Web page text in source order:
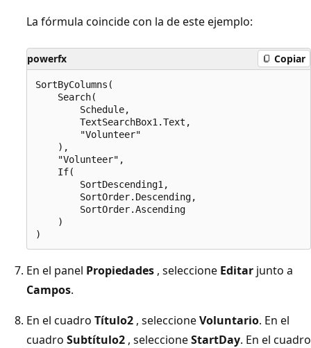
La fórmula coincide con la de este ejemplo:
powerfx Copiar
SortByColumns(
    Search(
        Schedule,
        TextSearchBox1.Text,
        "Volunteer"
    ),
    "Volunteer",
    If(
        SortDescending1,
        SortOrder.Descending,
        SortOrder.Ascending
    )
En el panel Propiedades , seleccione Editar junto a
Campos.
En el cuadro Título2 , seleccioneVoluntario. En el
cuadro Subtítulo2 , seleccioneStartDay. En el cuadro